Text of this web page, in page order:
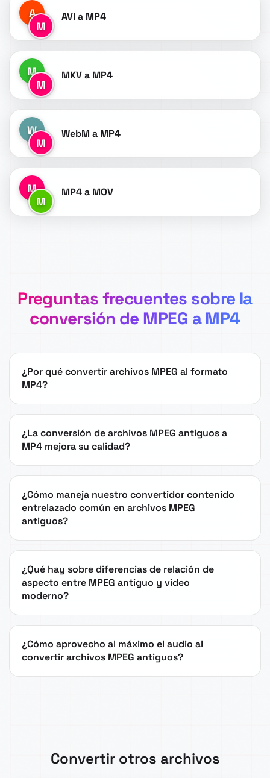
A
M
AVI a MP4
M
M
MKV a MP4
W
M
WebM a MP4
M
M
MP4 a MOV
Preguntas frecuentes sobre la
conversión de MPEG a MP4
¿Por qué convertir archivos MPEG al formato
MP4?
¿La conversión de archivos MPEG antiguos a
MP4 mejora su calidad?
¿Cómo maneja nuestro convertidor contenido
entrelazado común en archivos MPEG
antiguos?
¿Qué hay sobre diferencias de relación de
aspecto entre MPEG antiguo y video
moderno?
¿Cómo aprovecho al máximo el audio al
convertir archivos MPEG antiguos?
Convertir otros archivos